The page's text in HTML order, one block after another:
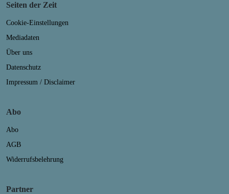
Seiten der Zeit
Cookie-Einstellungen
Mediadaten
Über uns
Datenschutz
Impressum / Disclaimer
Abo
Abo
AGB
Widerrufsbelehrung
Partner